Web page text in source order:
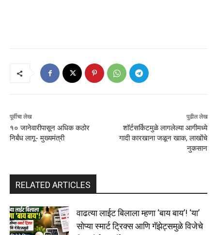
पूर्वीचा लेख
१० जानेवारीपासून अधिक कठोर
निर्बंध लागू- मुख्यमंत्री
पुढील लेख
शॉर्टसर्किटमुळे लागलेल्या आगीमध्ये
गादी कारखाना जळून खाक, लाखोंचे
नुकसान
RELATED ARTICLES
वाढत्या लाईट बिलाला म्हणा ‘बाय बाय’! ‘या’
सोप्या स्मार्ट ट्रिक्स आणि गॅझेट्समुळे विजेचे